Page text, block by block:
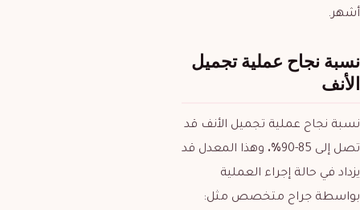
أشهر.
نسبة نجاح عملية تجميل
الأنف
نسبة نجاح عملية تجميل الأنف قد
تصل إلى 85-90
%. وهذا المعدل قد
يزداد في حالة إجراء العملية
بواسطة جراح متخصص مثل: